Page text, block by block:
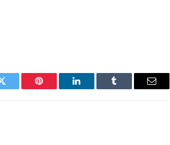
Twitter Pinterest LinkedIn Tumblr Email